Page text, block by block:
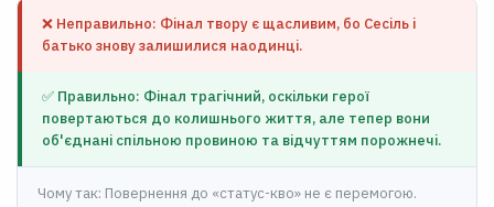
❌ Неправильно: Фінал твору є щасливим, бо Сесіль і
батько знову залишилися наодинці.
✅ Правильно: Фінал трагічний, оскільки герої
повертаються до колишнього життя, але тепер вони
об'єднані спільною провиною та відчуттям порожнечі.
Чому так: Повернення до «статус-кво» не є перемогою.